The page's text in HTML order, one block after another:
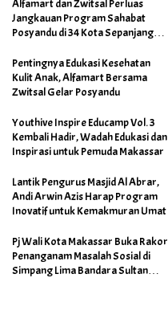
Alfamart dan Zwitsal Perluas
Jangkauan Program Sahabat
Posyandu di 34 Kota Sepanjang
Pentingnya Edukasi Kesehatan
Kulit Anak, Alfamart Bersama
Zwitsal Gelar Posyandu
Youthive Inspire Educamp Vol. 3
Kembali Hadir, Wadah Edukasi dan
Inspirasi untuk Pemuda Makassar
Lantik Pengurus Masjid Al Abrar,
Andi Arwin Azis Harap Program
Inovatif untuk Kemakmuran Umat
Pj Wali Kota Makassar Buka Rakor
Penanganam Masalah Sosial di
Simpang Lima Bandara Sultan